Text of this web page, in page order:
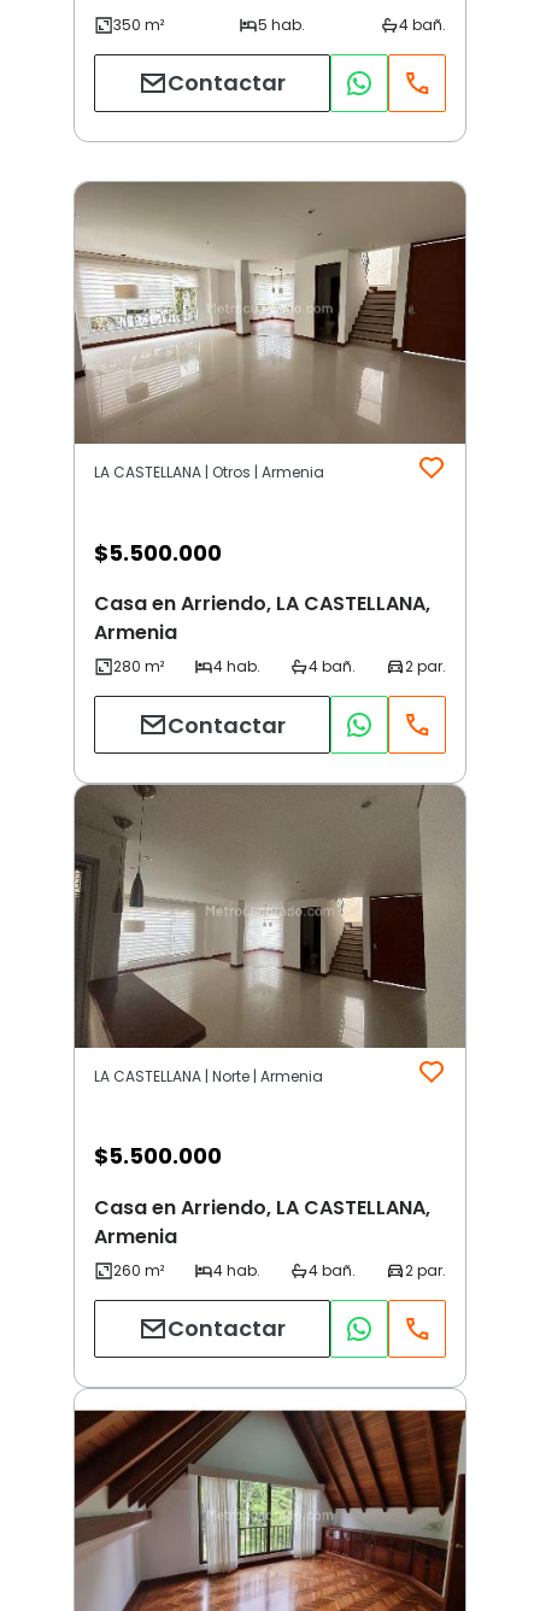
Contactar
LA CASTELLANA | Otros | Armenia
$5.500.000
Casa en Arriendo, LA CASTELLANA,
Armenia
Contactar
LA CASTELLANA | Norte | Armenia
$5.500.000
Casa en Arriendo, LA CASTELLANA,
Armenia
Contactar